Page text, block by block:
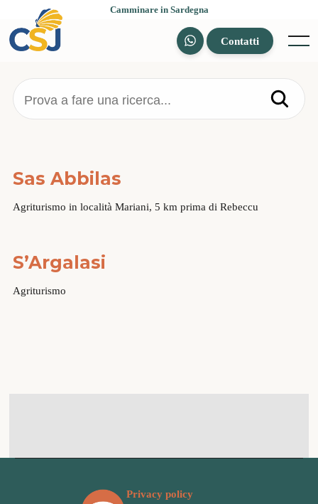
content
Camminare in Sardegna
Menu
Contatti
Prova a fare una ricerca...
Sas Abbilas
Agriturismo in località Mariani, 5 km prima di Rebeccu
S’Argalasi
Agriturismo
Privacy policy